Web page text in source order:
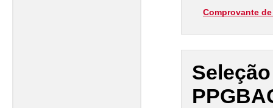
Comprovante